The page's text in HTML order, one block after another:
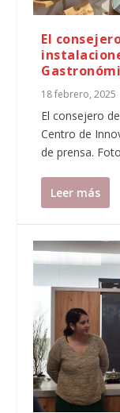
El
18 febrero, 2025
El consejero
Centro de
de prensa.
Leer más